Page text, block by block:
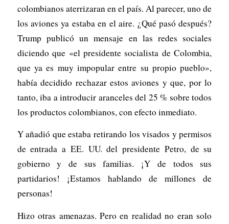
colombianos aterrizaran en el país. Al parecer, uno de
los aviones ya estaba en el aire. ¿Qué pasó después?
Trump publicó un mensaje en las redes sociales
diciendo que «el presidente socialista de Colombia,
que ya es muy impopular entre su propio pueblo»,
había decidido rechazar estos aviones y que, por lo
tanto, iba a introducir aranceles del 25 % sobre todos
los productos colombianos, con efecto inmediato.
Y añadió que estaba retirando los visados y permisos
de entrada a EE. UU. del presidente Petro, de su
gobierno y de sus familias. ¡Y de todos sus
partidarios! ¡Estamos hablando de millones de
personas!
Hizo otras amenazas. Pero en realidad no eran solo